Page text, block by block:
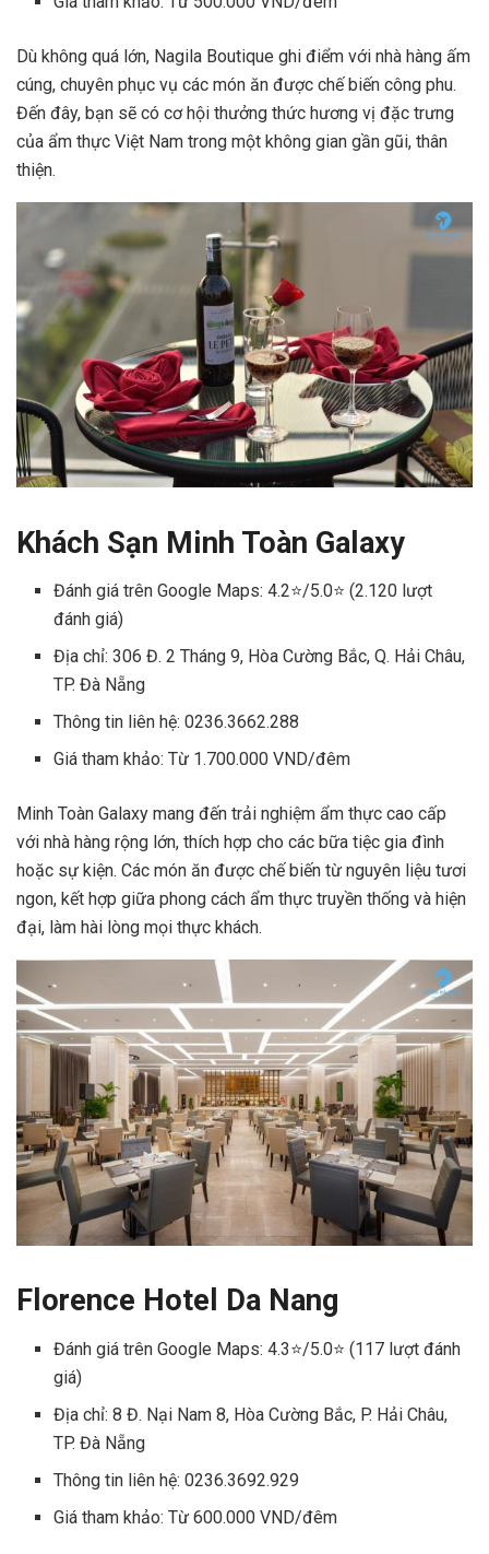
Dù không quá lớn, Nagila Boutique ghi điểm với nhà hàng ấm
cúng, chuyên phục vụ các món ăn được chế biến công phu.
Đến đây, bạn sẽ có cơ hội thưởng thức hương vị đặc trưng
của ẩm thực Việt Nam trong một không gian gần gũi, thân
thiện.
Khách Sạn Minh Toàn Galaxy
Đánh giá trên Google Maps: 4.2⭐/5.0⭐ (2.120 lượt
đánh giá)
Địa chỉ: 306 Đ. 2 Tháng 9, Hòa Cường Bắc, Q. Hải Châu,
TP. Đà Nẵng
Thông tin liên hệ: 0236.3662.288
Giá tham khảo: Từ 1.700.000 VND/đêm
Minh Toàn Galaxy mang đến trải nghiệm ẩm thực cao cấp
với nhà hàng rộng lớn, thích hợp cho các bữa tiệc gia đình
hoặc sự kiện. Các món ăn được chế biến từ nguyên liệu tươi
ngon, kết hợp giữa phong cách ẩm thực truyền thống và hiện
đại, làm hài lòng mọi thực khách.
Florence Hotel Da Nang
Đánh giá trên Google Maps: 4.3⭐/5.0⭐ (117 lượt đánh
giá)
Địa chỉ: 8 Đ. Nại Nam 8, Hòa Cường Bắc, P. Hải Châu,
TP. Đà Nẵng
Thông tin liên hệ: 0236.3692.929
Giá tham khảo: Từ 600.000 VND/đêm